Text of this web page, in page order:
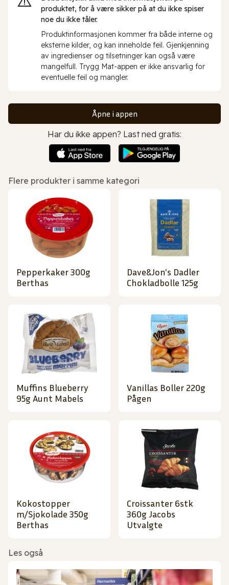
produktet, for å være sikker på at du ikke spiser
noe du ikke tåler.
Produktinformasjonen kommer fra både interne og
eksterne kilder, og kan inneholde feil. Gjenkjenning
av ingredienser og tilsetninger kan også være
mangelfull. Trygg Mat-appen er ikke ansvarlig for
eventuelle feil og mangler.
Åpne i appen
Har du ikke appen? Last ned gratis:
Flere produkter i samme kategori
Pepperkaker 300g
Berthas
Dave&Jon's Dadler
Chokladbolle 125g
Muffins Blueberry
95g Aunt Mabels
Vanillas Boller 220g
Pågen
Kokostopper
m/Sjokolade 350g
Berthas
Croissanter 6stk
360g Jacobs
Utvalgte
Les også